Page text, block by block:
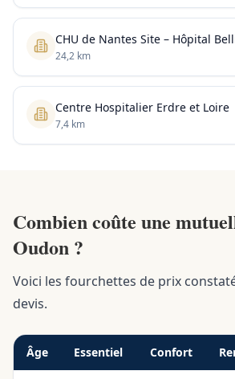
CHU de Nantes Site – Hôpital
24,2 km
Centre Hospitalier Erdre et Loire
7,4 km
Combien coûte une
Oudon ?
Voici les fourchettes de prix
devis.
Âge Essentiel Confort